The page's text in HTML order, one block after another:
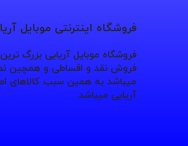
فروشگاه اینترنتی موبایل
فروشگاه موبایل آریایی بزرگ
فروش نقد و اقساطی و همچین
میباشد به همین سبب کالاهای
آریایی میباشد.